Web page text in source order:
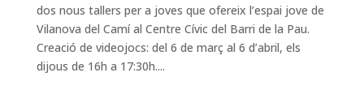
dos nous tallers per a joves que ofereix l’espai jove de
Vilanova del Camí al Centre Cívic del Barri de la Pau.
Creació de videojocs: del 6 de març al 6 d’abril, els
dijous de 16h a 17:30h....